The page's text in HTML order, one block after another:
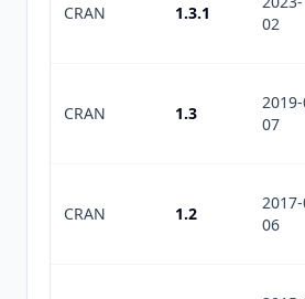
CRAN 1.3.1
02
CRAN 1.3
07
CRAN 1.2
06